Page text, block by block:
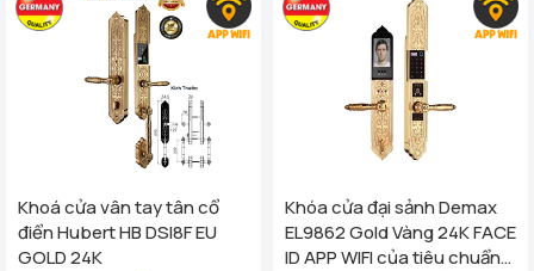
Khoá cửa vân tay tân cổ
điển Hubert HB DSI8F EU
GOLD 24K
Khóa cửa đại sảnh Demax
EL9862 Gold Vàng 24K FACE
ID APP WIFI của tiêu chuẩn